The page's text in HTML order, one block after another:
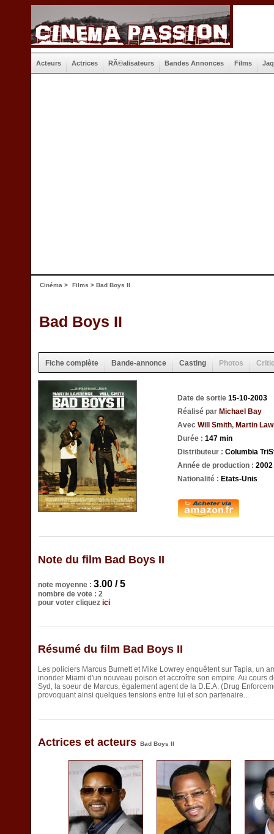
Acteurs Actrices RÃ©alisateurs Bandes Annonces Films
Cinéma > Films > Bad Boys II
Bad Boys II
Fiche complète Bande-annonce Casting Photos
Date de sortie 15-10-2003
Réalisé par Michael Bay
Avec Will Smith, Martin
Durée : 147 min
Distributeur : Columbia
Année de production : 2002
Nationalité : Etats-Unis
Note du film Bad Boys II
note moyenne : 3.00 / 5
nombre de vote : 2
pour voter cliquez ici
Résumé du film Bad Boys II
Les policiers Marcus Burnett et Mike Lowrey enquêtent sur Tapia, un
inonder Miami d'un nouveau poison et accroître son empire. Au cours
Syd, la soeur de Marcus, également agent de la D.E.A. (Drug
provoquant ainsi quelques tensions entre lui et son partenaire...
Actrices et acteurs Bad Boys II